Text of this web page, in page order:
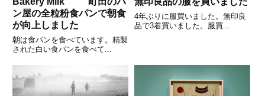
ン屋の全粒粉食パンで朝食
が向上しました
朝は食パンを食べています。精製
された白い食パンを食べて...
4年ぶりに服買いました。無印良
品で3着買いました。服買...